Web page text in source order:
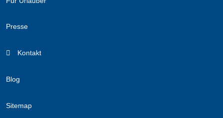
Presse
Kontakt
Blog
Sitemap